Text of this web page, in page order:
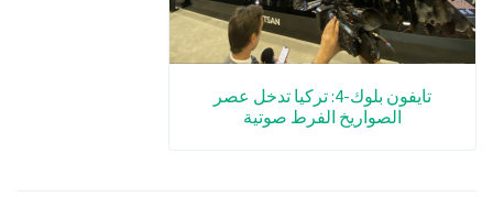
تايفون بلوك-4: تركيا تدخل عصر
الصواريخ الفرط صوتية